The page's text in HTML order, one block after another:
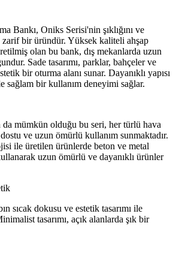
Bankı, Oniks Serisi'nin şıklığını ve
zarif bir üründür. Yüksek kaliteli ahşap
olan bu bank, dış mekanlarda uzun
Sade tasarımı, parklar, bahçeler ve
bir oturma alanı sunar. Dayanıklı yapısı
sağlam bir kullanım deneyimi sağlar.
da mümkün olduğu bu seri, her türlü hava
ve uzun ömürlü kullanım sunmaktadır.
ile üretilen ürünlerde beton ve metal
uzun ömürlü ve dayanıklı ürünler
sıcak dokusu ve estetik tasarımı ile
tasarımı, açık alanlarda şık bir